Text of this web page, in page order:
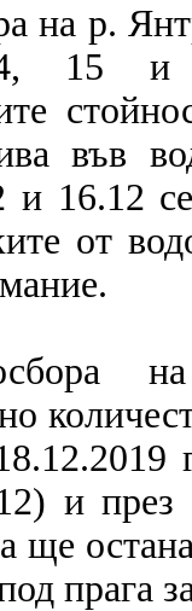
на р.
15 и
във
16.12
от
и
ще
прага